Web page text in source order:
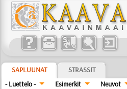
SAPLUUNAT
STRASSIT
- Luettelo -
Esimerkit Neuvot